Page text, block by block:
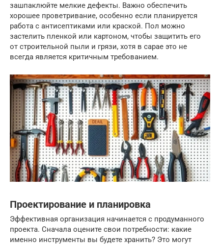
зашпаклюйте мелкие дефекты. Важно обеспечить
хорошее проветривание, особенно если планируется
работа с антисептиками или краской. Пол можно
застелить пленкой или картоном, чтобы защитить его
от строительной пыли и грязи, хотя в сарае это не
всегда является критичным требованием.
Проектирование и планировка
Эффективная организация начинается с продуманного
проекта. Сначала оцените свои потребности: какие
именно инструменты вы будете хранить? Это могут